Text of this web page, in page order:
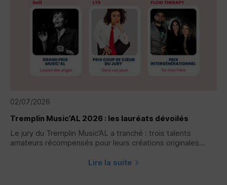
02/07/2026
Tremplin Music’AL 2026 : les lauréats dévoilés
Le jury du Tremplin Music’AL a tranché : trois talents
amateurs récompensés pour leurs créations originales...
Lire la suite